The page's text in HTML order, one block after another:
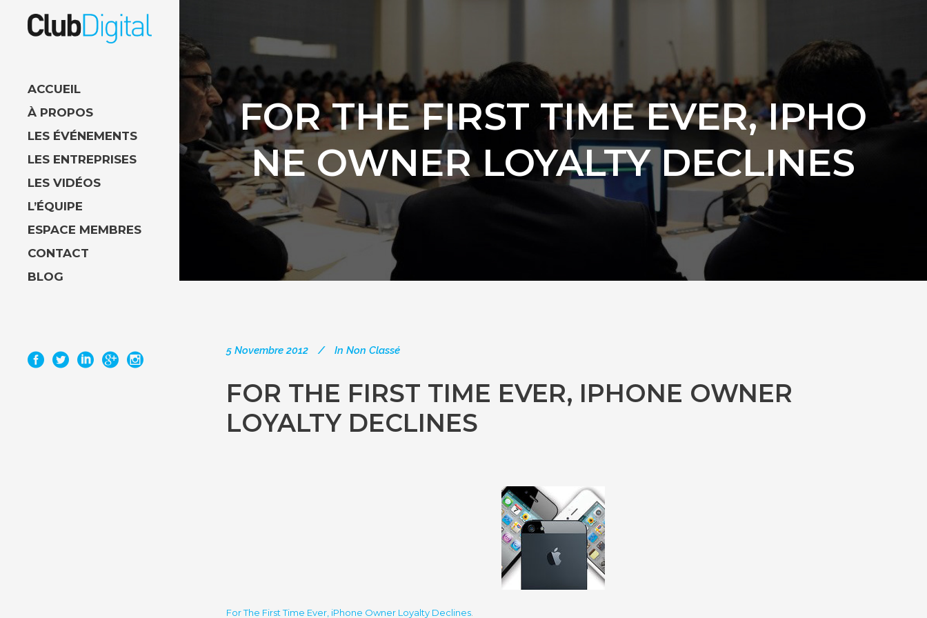
ACCUEIL
À PROPOS
LES ÉVÉNEMENTS
LES ENTREPRISES
LES VIDÉOS
L’ÉQUIPE
ESPACE MEMBRES
CONTACT
BLOG
FOR THE FIRST TIME EVER, IPHO
NE OWNER LOYALTY DECLINES
5 Novembre 2012 In Non Classé
FOR THE FIRST TIME EVER, IPHONE OWNER
LOYALTY DECLINES
For The First Time Ever, iPhone Owner Loyalty Declines